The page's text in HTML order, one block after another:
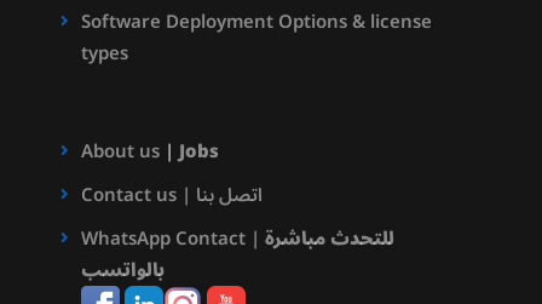
Software Deployment Options & license
types
About us|Jobs
Contact us | اتصل بنا
WhatsApp Contact | للتحدث مباشرة
بالواتسب